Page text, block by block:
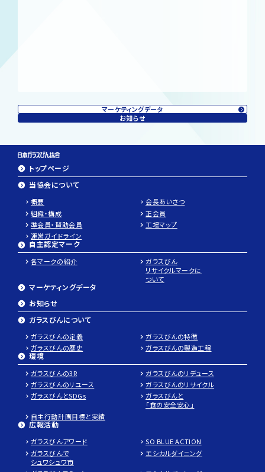
マーケティングデータ
お知らせ
トップページ
当協会について
概要
会長あいさつ
組織・構成
正会員
準会員・賛助会員
工場マップ
運営ガイドライン
自主認定マーク
各マークの紹介
ガラスびん
リサイクルマークに
ついて
マーケティングデータ
お知らせ
ガラスびんについて
ガラスびんの定義
ガラスびんの特徴
ガラスびんの歴史
ガラスびんの製造工程
環境
ガラスびんの3R
ガラスびんのリデュース
ガラスびんのリユース
ガラスびんのリサイクル
ガラスびんとSDGs
ガラスびんと
「食の安全安心」
自主行動計画目標と実績
広報活動
ガラスびんアワード
SO BLUE ACTION
ガラスびんで
シュワシュワ市
エシカルダイニング